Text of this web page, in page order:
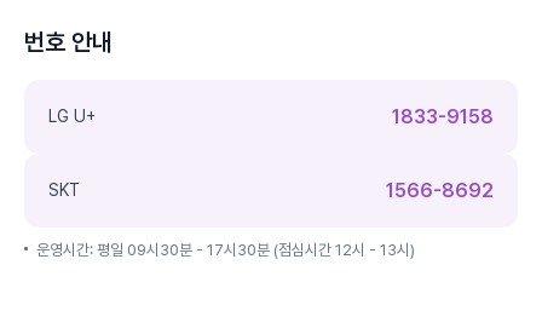
번호 안내
LG U+ 1833-9158
SKT 1566-8692
운영시간: 평일 09시30분 - 17시30분 (점심시간 12시 - 13시)